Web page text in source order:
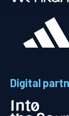
Digital